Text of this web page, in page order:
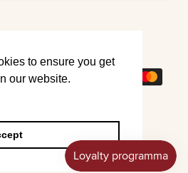
to ensure you get
our website.
to ensure you get
our website.
iamjai Powered by Shopify